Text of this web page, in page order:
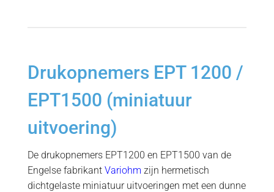
Drukopnemers EPT 1200 /
EPT1500 (miniatuur
uitvoering)
De drukopnemers EPT1200 en EPT1500 van de
Engelse fabrikant Variohm zijn hermetisch
dichtgelaste miniatuur uitvoeringen met een dunne